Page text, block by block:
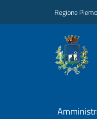
Regione